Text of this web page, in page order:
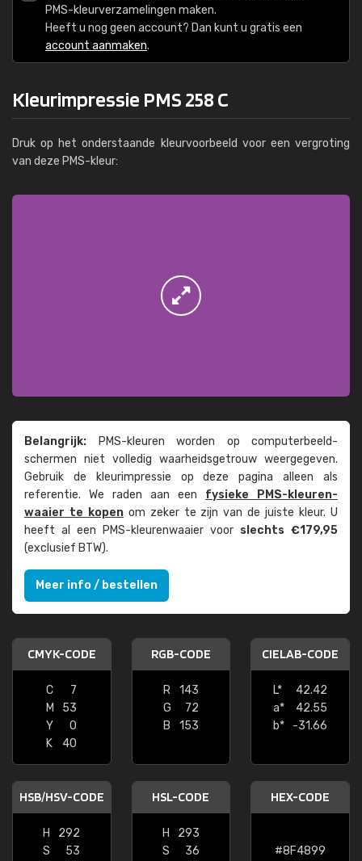
PMS-kleurverzamelingen maken.
Heeft u nog geen account? Dan kunt u gratis een
account aanmaken.
Kleurimpressie PMS 258 C
Druk op het onderstaande kleurvoorbeeld voor een vergroting
van deze PMS-kleur:
Belangrijk: PMS-kleuren worden op computer­beeld­
schermen niet volledig waarheids­­getrouw weer­gegeven.
Gebruik de kleur­impressie op deze pagina alleen als
referentie. We raden aan een fysieke PMS-kleuren­
waaier te kopenom zeker te zijn van de juiste kleur. U
heeft al een PMS-kleuren­waaier voor slechts €179,95
(exclusief BTW).
Meer info / bestellen
CMYK-CODE
C
7
M
53
Y
0
K
40
RGB-CODE
R
143
G
72
B
153
CIELAB-CODE
L*
42.42
a*
42.55
b*
-31.66
HSB/HSV-CODE
H
292
S
53
HSL-CODE
H
293
S
36
HEX-CODE
#8F4899